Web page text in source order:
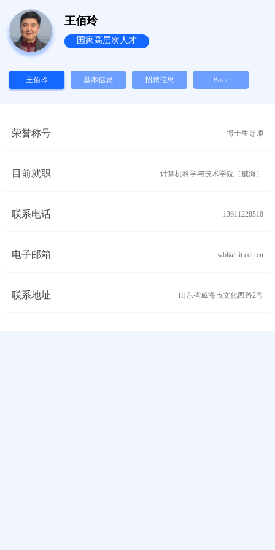
王佰玲
国家高层次人才
王佰玲 基本信息 招聘信息 Basic
荣誉称号 博士生导师
目前就职 计算机科学与技术学院（威海）
联系电话 13611228518
电子邮箱 wbl@hit.edu.cn
联系地址 山东省威海市文化西路2号